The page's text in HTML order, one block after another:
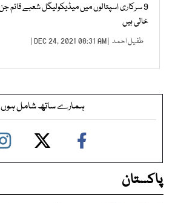
خالی ہیں
طفیل احمد | DEC 24, 2021 08:31 AM |
ہمارے ساتھ شامل ہوں
پاکستان